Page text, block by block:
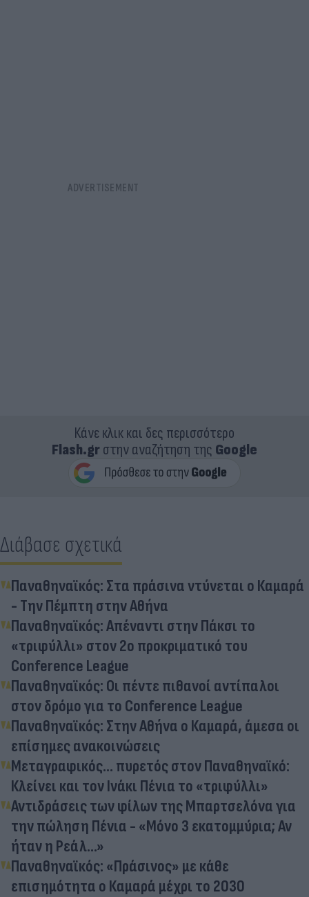
Κάνε κλικ και δες περισσότερο
Flash.grστην αναζήτηση της Google
Διάβασε σχετικά
Παναθηναϊκός: Στα πράσινα ντύνεται ο Καμαρά
- Την Πέμπτη στην Αθήνα
Παναθηναϊκός: Απέναντι στην Πάκσι το
«τριφύλλι» στον 2ο προκριματικό του
Conference League
Παναθηναϊκός: Οι πέντε πιθανοί αντίπαλοι
στον δρόμο για το Conference League
Παναθηναϊκός: Στην Αθήνα ο Καμαρά, άμεσα οι
επίσημες ανακοινώσεις
Μεταγραφικός... πυρετός στον Παναθηναϊκό:
Κλείνει και τον Ινάκι Πένια το «τριφύλλι»
Αντιδράσεις των φίλων της Μπαρτσελόνα για
την πώληση Πένια - «Μόνο 3 εκατομμύρια; Αν
ήταν η Ρεάλ...»
Παναθηναϊκός: «Πράσινος» με κάθε
επισημότητα ο Καμαρά μέχρι το 2030